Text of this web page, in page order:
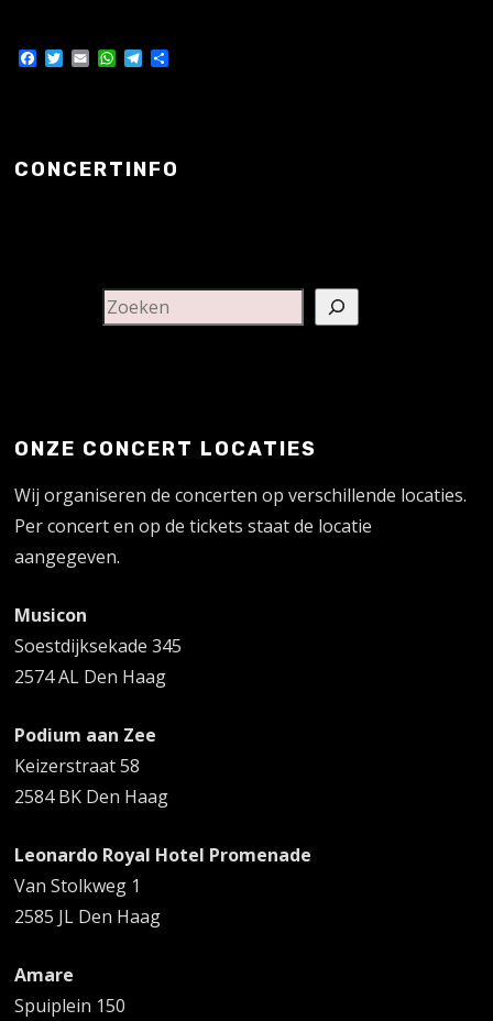
Facebook
TwitterEmailWhatsApp
Telegram
CONCERTINFO
ONZE CONCERT LOCATIES
Wij organiseren de concerten op verschillende locaties.
Per concert en op de tickets staat de locatie
aangegeven.
Musicon
Soestdijksekade 345
2574 AL Den Haag
Podium aan Zee
Keizerstraat 58
2584 BK Den Haag
Leonardo Royal Hotel Promenade
Van Stolkweg 1
2585 JL Den Haag
Amare
Spuiplein 150